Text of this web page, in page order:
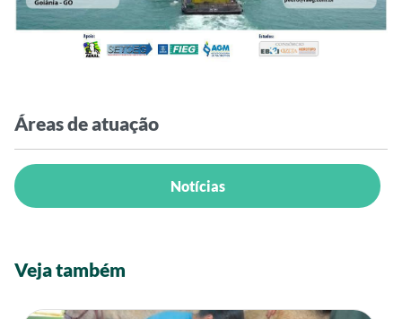
Áreas de atuação
Notícias
Veja também